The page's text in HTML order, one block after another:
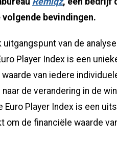
volgende bevindingen.
uitgangspunt van de
Player Index is een
van iedere
de verandering in de
Euro Player Index is een
om de financiële waarde